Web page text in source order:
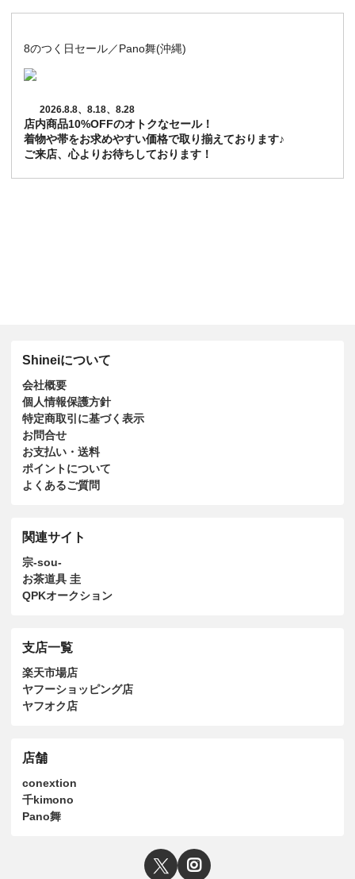
8のつく日セール／Pano舞(沖縄)
2026.8.8、8.18、8.28
店内商品10%OFFのオトクなセール！
着物や帯をお求めやすい価格で取り揃えております♪
ご来店、心よりお待ちしております！
Shineiについて
会社概要
個人情報保護方針
特定商取引に基づく表示
お問合せ
お支払い・送料
ポイントについて
よくあるご質問
関連サイト
宗-sou-
お茶道具 圭
QPKオークション
支店一覧
楽天市場店
ヤフーショッピング店
ヤフオク店
店舗
conextion
千kimono
Pano舞